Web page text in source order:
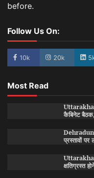
before.
Follow Us On:
10k 20k
Most Read
कैबिनेट
प्रस्तावों
क्षतिग्रस्त